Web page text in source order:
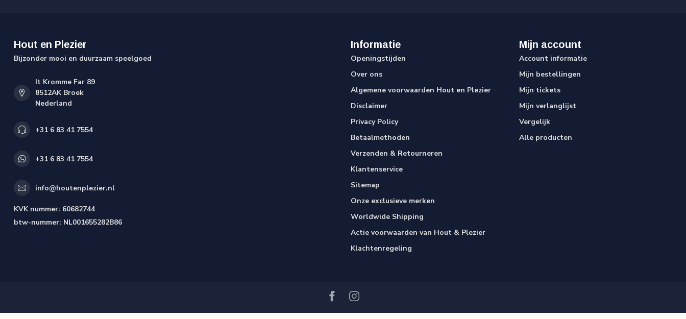
Hout en Plezier
Bijzonder mooi en duurzaam speelgoed
It Kromme Far 89
8512AK Broek
Nederland
+31 6 83 41 7554
+31 6 83 41 7554
info@houtenplezier.nl
KVK nummer: 60682744
btw-nummer: NL001655282B86
Informatie
Openingstijden
Over ons
Algemene voorwaarden Hout en Plezier
Disclaimer
Privacy Policy
Betaalmethoden
Verzenden & Retourneren
Klantenservice
Sitemap
Onze exclusieve merken
Worldwide Shipping
Actie voorwaarden van Hout & Plezier
Klachtenregeling
Mijn account
Account informatie
Mijn bestellingen
Mijn tickets
Mijn verlanglijst
Vergelijk
Alle producten